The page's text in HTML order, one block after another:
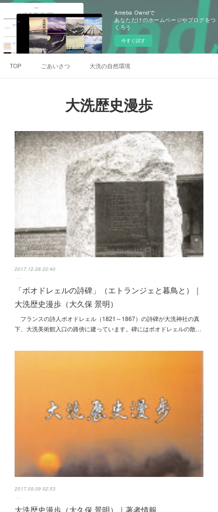
Ameba Owndで
あなただけのホームページやブログをつ
くろう
今すぐ試す
TOP ごあいさつ 大洗の自然環境
大洗歴史漫歩
2017.12.28 22:40
「ボオドレェルの詩碑」（エトランジェと暮鳥と）｜
大洗歴史漫歩（大久保 景明）
フランスの詩人ボオドレェル（1821～1867）の詩碑が大洗神社の真
下、大洗美術館入口の路傍に建っています。碑にはボオドレェルの散…
2017.09.09 02:53
大洗歴史漫歩（大久保 景明）｜著者情報